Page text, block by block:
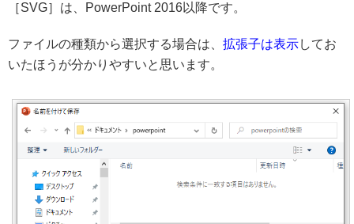
［SVG］は、PowerPoint 2016以降です。
ファイルの種類から選択する場合は、 拡張子は表示してお
いたほうが分かりやすいと思います。